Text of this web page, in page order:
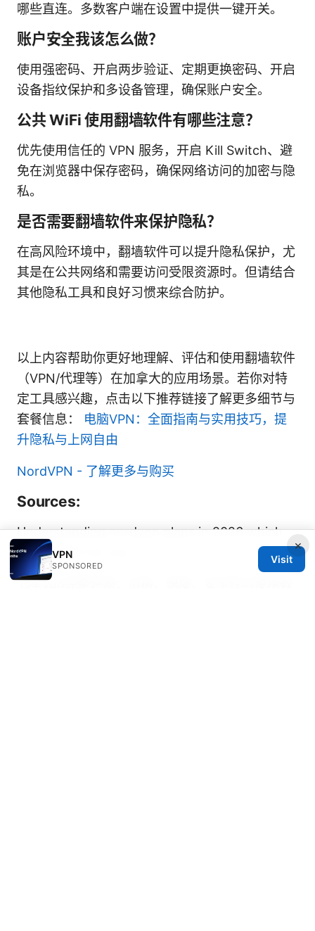
哪些直连。多数客户端在设置中提供一键开关。
账户安全我该怎么做？
使用强密码、开启两步验证、定期更换密码、开启
设备指纹保护和多设备管理，确保账户安全。
公共 WiFi 使用翻墙软件有哪些注意？
优先使用信任的 VPN 服务，开启 Kill Switch、避
免在浏览器中保存密码，确保网络访问的加密与隐
私。
是否需要翻墙软件来保护隐私？
在高风险环境中，翻墙软件可以提升隐私保护，尤
其是在公共网络和需要访问受限资源时。但请结合
其他隐私工具和良好习惯来综合防护。
以上内容帮助你更好地理解、评估和使用翻墙软件
（VPN/代理等）在加拿大的应用场景。若你对特
定工具感兴趣，点击以下推荐链接了解更多细节与
套餐信息： 电脑VPN：全面指南与实用技巧，提
升隐私与上网自由
NordVPN - 了解更多与购买
Sources:
Understanding nordvpn plans in 2026 which
one is right for you
七星vpn完整评测：价格、速度、安全性与使用教
×
VPN
SPONSORED
Visit